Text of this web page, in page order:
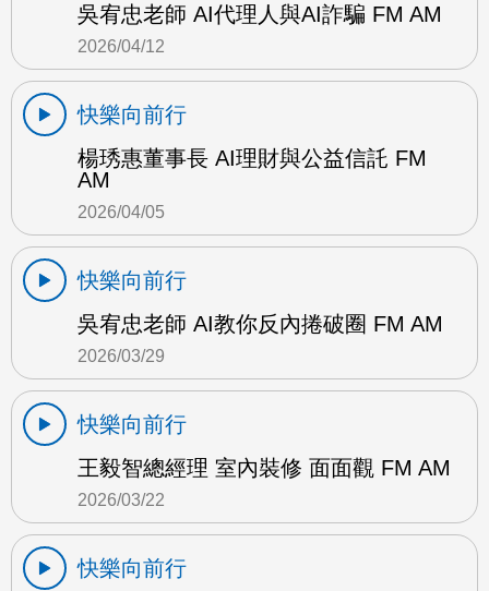
吳宥忠老師 AI代理人與AI詐騙 FM AM
2026/04/12
快樂向前行
楊琇惠董事長 AI理財與公益信託 FM
AM
2026/04/05
快樂向前行
吳宥忠老師 AI教你反內捲破圈 FM AM
2026/03/29
快樂向前行
王毅智總經理 室內裝修 面面觀 FM AM
2026/03/22
快樂向前行